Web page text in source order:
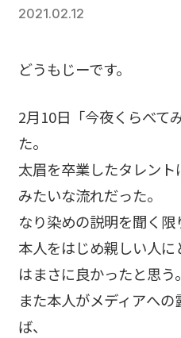
2021.02.12
どうもじーです。
2月10日「今夜くらべて
た。
太眉を卒業したタレント
みたいな流れだった。
なり染めの説明を聞く限
本人をはじめ親しい人に
はまさに良かったと思う。
また本人がメディアへ
ば、